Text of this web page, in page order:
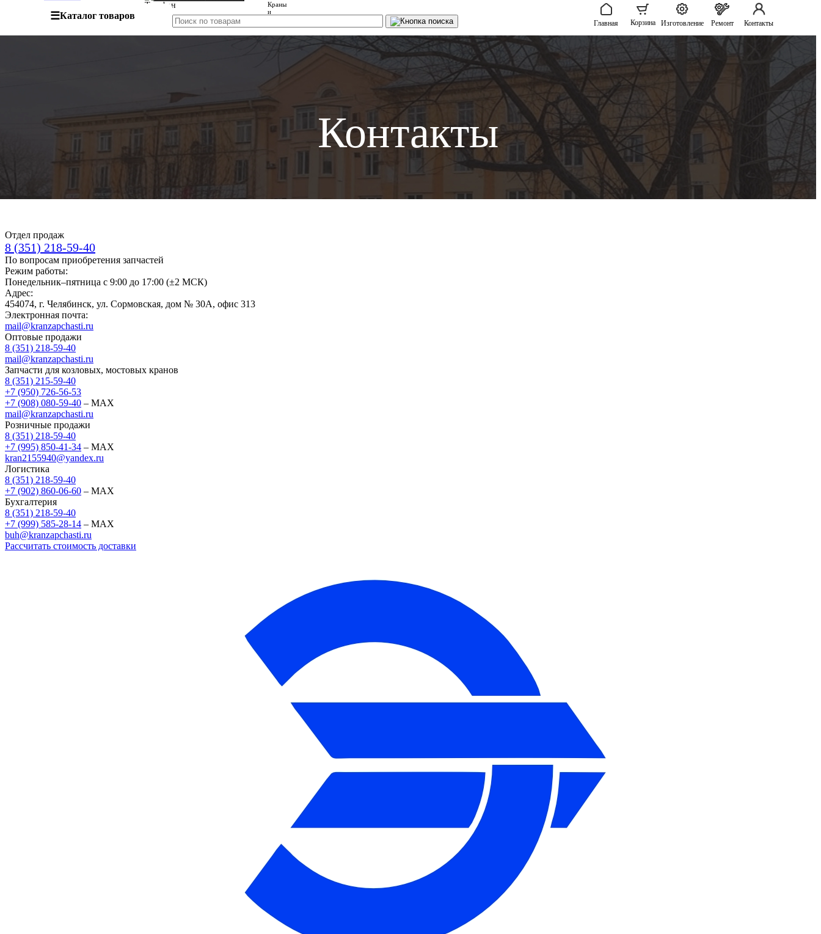
☰Каталог товаров
Главная Корзина Изготовление Ремонт Контакты
Контакты
Отдел продаж
8 (351) 218-59-40
По вопросам приобретения запчастей
Режим работы:
Понедельник–пятница с 9:00 до 17:00 (±2 МСК)
Адрес:
454074, г. Челябинск, ул. Сормовская, дом № 30А, офис 313
Электронная почта:
mail@kranzapchasti.ru
Оптовые продажи
8 (351) 218-59-40
mail@kranzapchasti.ru
Запчасти для козловых, мостовых кранов
8 (351) 215-59-40
+7 (950) 726-56-53
+7 (908) 080-59-40 – MAX
mail@kranzapchasti.ru
Розничные продажи
8 (351) 218-59-40
+7 (995) 850-41-34 – MAX
kran2155940@yandex.ru
Логистика
8 (351) 218-59-40
+7 (902) 860-06-60 – MAX
Бухгалтерия
8 (351) 218-59-40
+7 (999) 585-28-14 – MAX
buh@kranzapchasti.ru
Рассчитать стоимость доставки